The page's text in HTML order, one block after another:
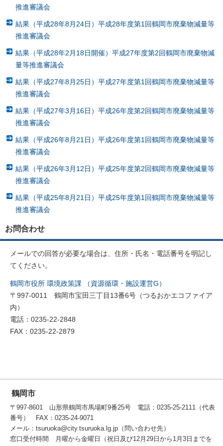
推進審議会
結果（平成28年8月24日）平成28年度第1回鶴岡市廃棄物減量等
推進審議会
結果（平成28年2月18日開催）平成27年度第2回鶴岡市廃棄物減
量等推進審議会
結果（平成27年8月25日）平成27年度第1回鶴岡市廃棄物減量等
推進審議会
結果（平成27年3月16日）平成26年度第2回鶴岡市廃棄物減量等
推進審議会
結果（平成26年8月21日）平成26年度第1回鶴岡市廃棄物減量等
推進審議会
結果（平成26年3月12日）平成25年度第2回鶴岡市廃棄物減量等
推進審議会
結果（平成25年8月21日）平成25年度第1回鶴岡市廃棄物減量等
推進審議会
お問合わせ
メールでの回答が必要な場合は、住所・氏名・電話番号を明記し
てください。
鶴岡市役所 環境政策課 （資源循環・施設運営G）
〒997-0011 鶴岡市宝田三丁目13番6号（つるおかエコファイア
内）
電話：0235-22-2848
FAX：0235-22-2879
鶴岡市
〒997-8601 山形県鶴岡市馬場町9番25号 電話：0235-25-2111（代表
番号） FAX：0235-24-9071
メール：tsuruoka@city.tsuruoka.lg.jp（問い合わせ先）
窓口受付時間 月曜から金曜日（祝日及び12月29日から1月3日までを